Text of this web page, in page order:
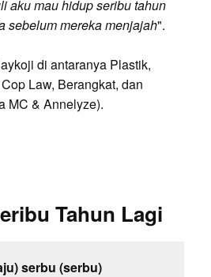
aku mau hidup seribu tahun
sebelum mereka menjajah".
di antaranya Plastik,
Law, Berangkat, dan
MC & Annelyze).
Tahun Lagi
serbu (serbu)